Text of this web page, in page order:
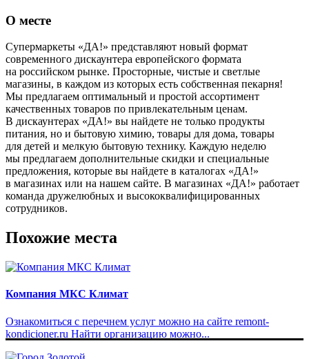
О месте
Супермаркеты «ДА!» представляют новый формат
современного дискаунтера европейского формата
на российском рынке. Просторные, чистые и светлые
магазины, в каждом из которых есть собственная пекарня!
Мы предлагаем оптимальный и простой ассортимент
качественных товаров по привлекательным ценам.
В дискаунтерах «ДА!» вы найдете не только продукты
питания, но и бытовую химию, товары для дома, товары
для детей и мелкую бытовую технику. Каждую неделю
мы предлагаем дополнительные скидки и специальные
предложения, которые вы найдете в каталогах «ДА!»
в магазинах или на нашем сайте. В магазинах «ДА!» работает
команда дружелюбных и высококвалифицированных
сотрудников.
Похожие места
Компания МКС Климат
Ознакомиться с перечнем услуг можно на сайте remont-
kondicioner.ru Найти организацию можно...